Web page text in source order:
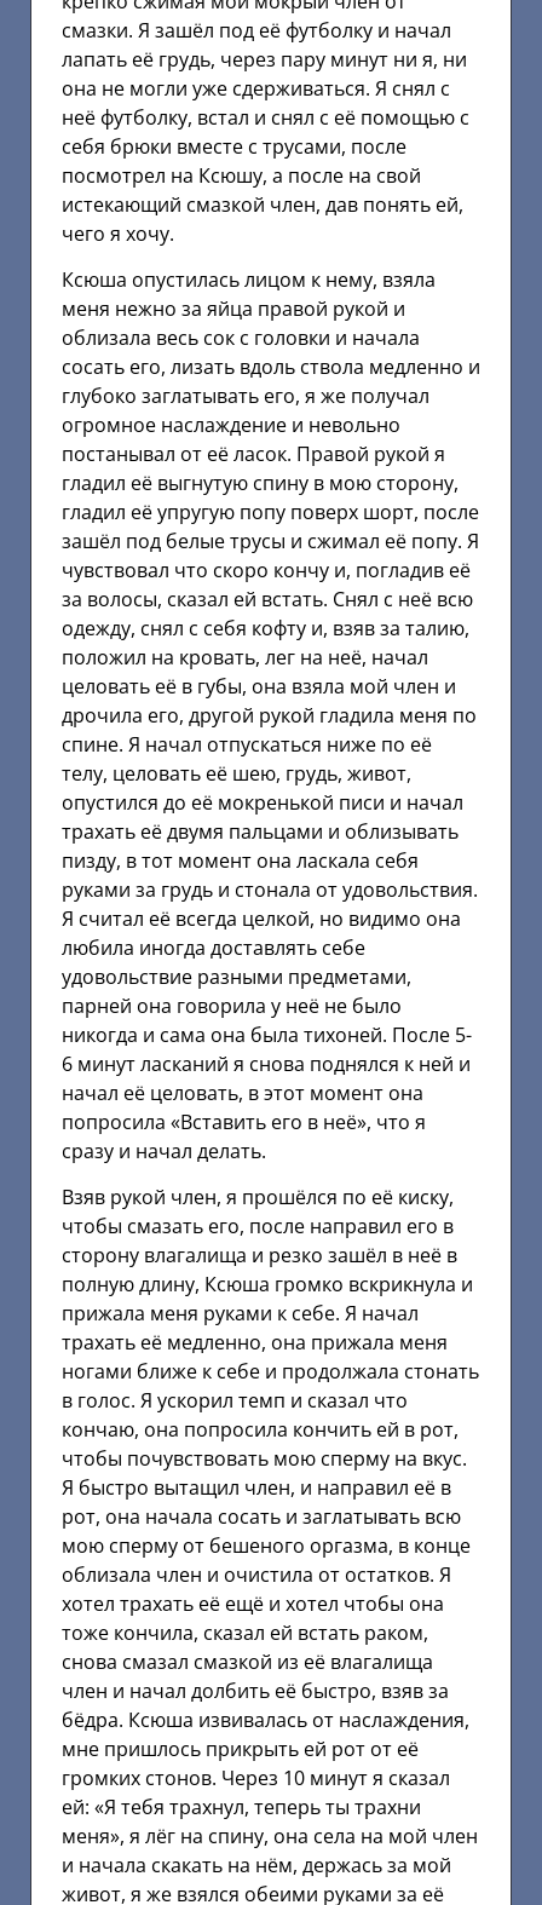
смазки. Я зашёл под её футболку и начал
лапать её грудь, через пару минут ни я, ни
она не могли уже сдерживаться. Я снял с
неё футболку, встал и снял с её помощью с
себя брюки вместе с трусами, после
посмотрел на Ксюшу, а после на свой
истекающий смазкой член, дав понять ей,
чего я хочу.
Ксюша опустилась лицом к нему, взяла
меня нежно за яйца правой рукой и
облизала весь сок с головки и начала
сосать его, лизать вдоль ствола медленно и
глубоко заглатывать его, я же получал
огромное наслаждение и невольно
постанывал от её ласок. Правой рукой я
гладил её выгнутую спину в мою сторону,
гладил её упругую попу поверх шорт, после
зашёл под белые трусы и сжимал её попу. Я
чувствовал что скоро кончу и, погладив её
за волосы, сказал ей встать. Снял с неё всю
одежду, снял с себя кофту и, взяв за талию,
положил на кровать, лег на неё, начал
целовать её в губы, она взяла мой член и
дрочила его, другой рукой гладила меня по
спине. Я начал отпускаться ниже по её
телу, целовать её шею, грудь, живот,
опустился до её мокренькой писи и начал
трахать её двумя пальцами и облизывать
пизду, в тот момент она ласкала себя
руками за грудь и стонала от удовольствия.
Я считал её всегда целкой, но видимо она
любила иногда доставлять себе
удовольствие разными предметами,
парней она говорила у неё не было
никогда и сама она была тихоней. После 5-
6 минут ласканий я снова поднялся к ней и
начал её целовать, в этот момент она
попросила «Вставить его в неё», что я
сразу и начал делать.
Взяв рукой член, я прошёлся по её киску,
чтобы смазать его, после направил его в
сторону влагалища и резко зашёл в неё в
полную длину, Ксюша громко вскрикнула и
прижала меня руками к себе. Я начал
трахать её медленно, она прижала меня
ногами ближе к себе и продолжала стонать
в голос. Я ускорил темп и сказал что
кончаю, она попросила кончить ей в рот,
чтобы почувствовать мою сперму на вкус.
Я быстро вытащил член, и направил её в
рот, она начала сосать и заглатывать всю
мою сперму от бешеного оргазма, в конце
облизала член и очистила от остатков. Я
хотел трахать её ещё и хотел чтобы она
тоже кончила, сказал ей встать раком,
снова смазал смазкой из её влагалища
член и начал долбить её быстро, взяв за
бёдра. Ксюша извивалась от наслаждения,
мне пришлось прикрыть ей рот от её
громких стонов. Через 10 минут я сказал
ей: «Я тебя трахнул, теперь ты трахни
меня», я лёг на спину, она села на мой член
и начала скакать на нём, держась за мой
живот, я же взялся обеими руками за её